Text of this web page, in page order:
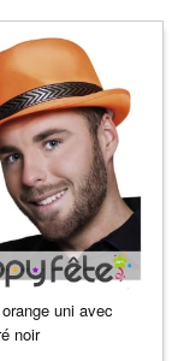
uni avec
noir